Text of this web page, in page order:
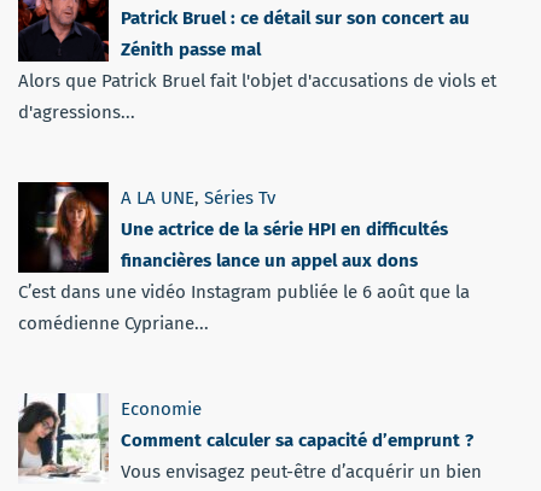
Patrick Bruel : ce détail sur son concert au
Zénith passe mal
Alors que Patrick Bruel fait l'objet d'accusations de viols et
d'agressions...
A LA UNE, Séries Tv
Une actrice de la série HPI en difficultés
financières lance un appel aux dons
C’est dans une vidéo Instagram publiée le 6 août que la
comédienne Cypriane...
Economie
Comment calculer sa capacité d’emprunt ?
Vous envisagez peut-être d’acquérir un bien